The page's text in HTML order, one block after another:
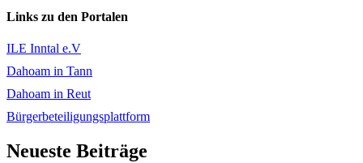
Links zu den Portalen
ILE Inntal e.V
Dahoam in Tann
Dahoam in Reut
Bürgerbeteiligungsplattform
Neueste Beiträge